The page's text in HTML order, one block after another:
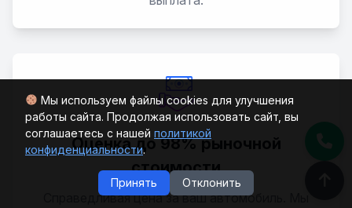
Мы используем файлы cookies для улучшения
работы сайта. Продолжая использовать сайт, вы
соглашаетесь с нашей политикой
конфиденциальности.
Принять Отклонить
Оценка до 98% рыночной
стоимости
Справедливая цена за ваш автомобиль. Мы